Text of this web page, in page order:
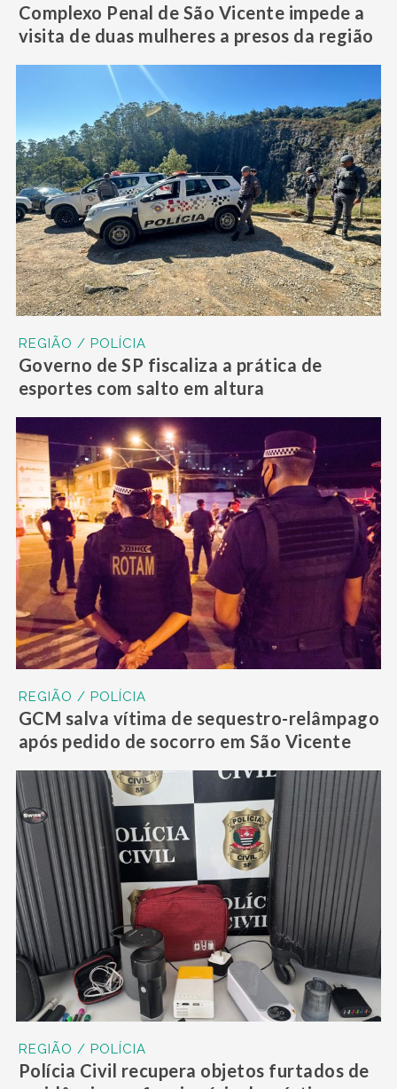
Complexo Penal de São Vicente impede a
visita de duas mulheres a presos da região
REGIÃO / POLÍCIA
Governo de SP fiscaliza a prática de
esportes com salto em altura
REGIÃO / POLÍCIA
GCM salva vítima de sequestro-relâmpago
após pedido de socorro em São Vicente
REGIÃO / POLÍCIA
Polícia Civil recupera objetos furtados de